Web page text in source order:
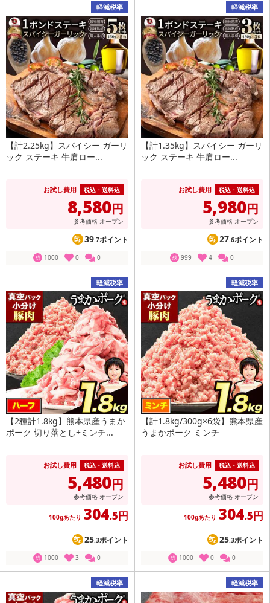
軽減税率
【計2.25kg】スパイシー ガーリ
ック ステーキ 牛肩ロー...
お試し費用 税込・送料込
8,580円
参考価格 オープン
39.7ポイント
残 1000 0 0
軽減税率
【計1.35kg】スパイシー ガーリ
ック ステーキ 牛肩ロー...
お試し費用 税込・送料込
5,980円
参考価格 オープン
27.6ポイント
残 999 4 0
軽減税率
【2種計1.8kg】熊本県産うまか
ポーク 切り落とし+ミンチ...
お試し費用 税込・送料込
5,480円
参考価格 オープン
100gあたり 304.5円
25.3ポイント
残 1000 3 0
軽減税率
【計1.8kg/300g×6袋】熊本県産
うまかポーク ミンチ
お試し費用 税込・送料込
5,480円
参考価格 オープン
100gあたり 304.5円
25.3ポイント
残 1000 0 0
軽減税率 軽減税率